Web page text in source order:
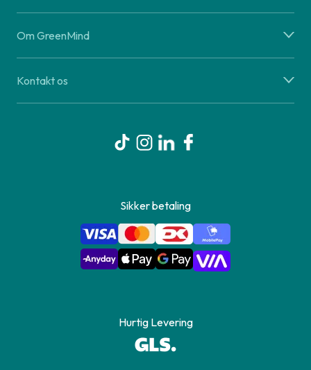
Om GreenMind
Kontakt os
Sikker betaling
Hurtig Levering